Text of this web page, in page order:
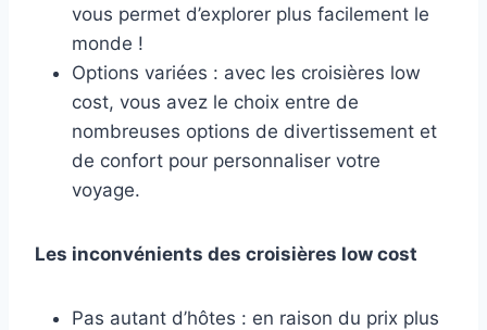
vous permet d’explorer plus facilement le
monde !
Options variées : avec les croisières low
cost, vous avez le choix entre de
nombreuses options de divertissement et
de confort pour personnaliser votre
voyage.
Les inconvénients des croisières low cost
Pas autant d’hôtes : en raison du prix plus